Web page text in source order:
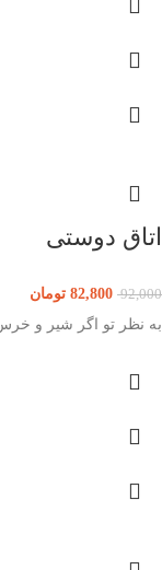
اتاق دوستی
92,000
82,800 تومان
به نظر تو اگر شیر و